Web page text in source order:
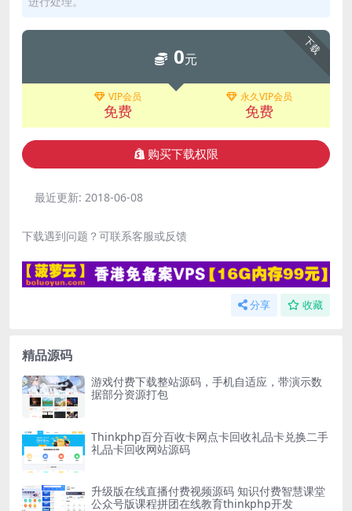
下载
0元
VIP会员
免费
永久VIP会员
免费
购买下载权限
最近更新: 2018-06-08
下载遇到问题？可联系客服或反馈
分享 收藏
精品源码
游戏付费下载整站源码，手机自适应，带演示数
据部分资源打包
Thinkphp百分百收卡网点卡回收礼品卡兑换二手
礼品卡回收网站源码
升级版在线直播付费视频源码 知识付费智慧课堂
公众号版课程拼团在线教育thinkphp开发